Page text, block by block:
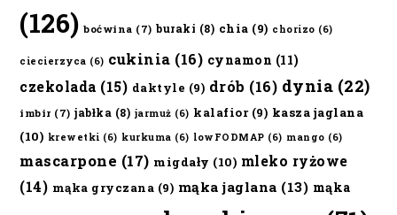
(126) boćwina (7) buraki (8) chia (9) chorizo (6)
ciecierzyca (6) cukinia (16) cynamon (11)
czekolada (15) daktyle (9) drób (16) dynia (22)
imbir (7) jabłka (8) jarmuż (6) kalafior(9) kasza jaglana
(10) krewetki (6) kurkuma (6) lowFODMAP (6) mango (6)
mascarpone (17) migdały (10) mleko ryżowe
(14) mąka gryczana (9) mąka jaglana (13) mąka